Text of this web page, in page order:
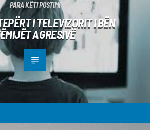
PARA KËTI POSTIMI
I TELEVIZORIT I BËN
AGRESIVË